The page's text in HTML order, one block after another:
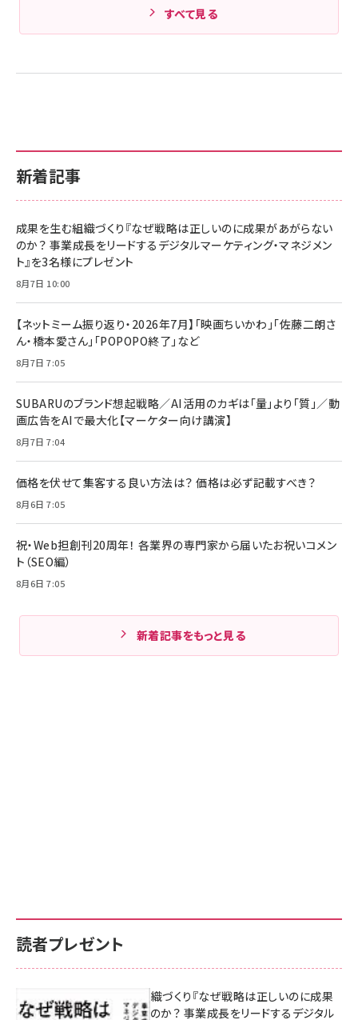
新着記事
成果を生む組織づくり『なぜ戦略は正しいのに成果があがらない
のか？ 事業成長をリードするデジタルマーケティング・マネジメン
ト』を3名様にプレゼント
8月7日 10:00
【ネットミーム振り返り・2026年7月】「映画ちいかわ」「佐藤二朗さ
ん・橋本愛さん」「POPOPO終了」など
8月7日 7:05
SUBARUのブランド想起戦略／AI活用のカギは「量」より「質」／動
画広告をAIで最大化【マーケター向け講演】
8月7日 7:04
価格を伏せて集客する良い方法は？ 価格は必ず記載すべき？
8月6日 7:05
祝・Web担創刊20周年！ 各業界の専門家から届いたお祝いコメン
ト（SEO編）
8月6日 7:05
新着記事をもっと見る
読者プレゼント
成果を生む組織づくり『なぜ戦略は正しいのに成果
があがらないのか？ 事業成長をリードするデジタル
すべて見る